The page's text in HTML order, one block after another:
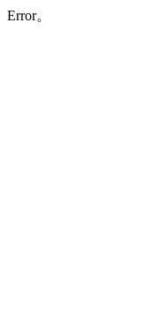
Error。